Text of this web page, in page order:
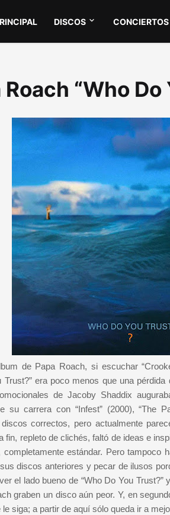
DISCOS CONCIERTOS
“Who Do
de Papa Roach, si escuchar
Trust?” era poco menos que una
de Jacoby Shaddix
su carrera con “Infest” (2000), “The
correctos, pero actualmente
fin, repleto de clichés, faltó de ideas e
estándar. Pero tampoco
discos anteriores y pecar de ilusos
el lado bueno de “Who Do You
graben un disco aún peor. Y, en
le siga; a partir de aquí sólo queda ir a